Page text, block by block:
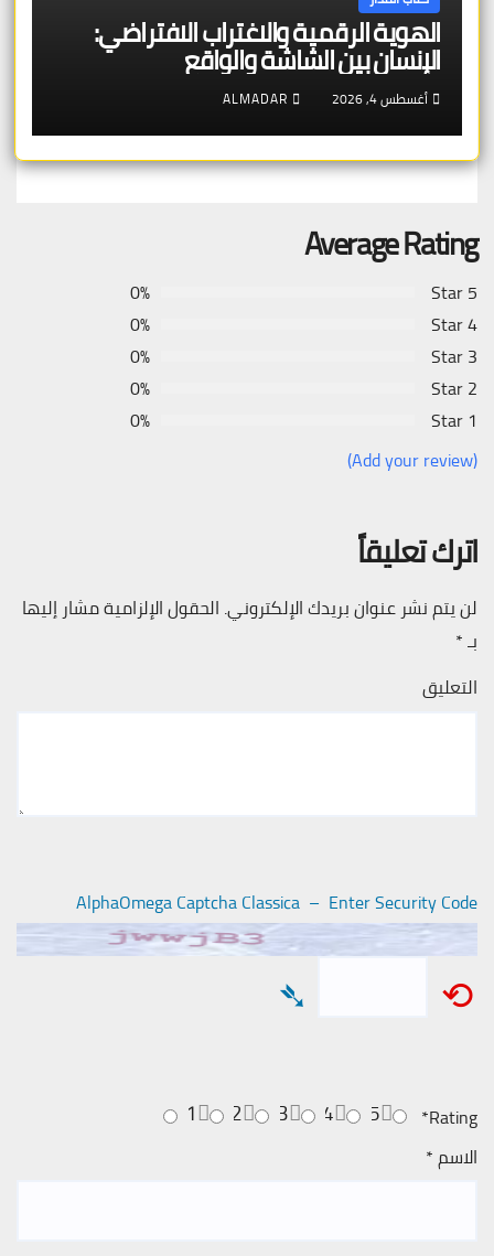
الهوية الرقمية والاغتراب الافتراضي:
الإنسان بين الشاشة والواقع
أغسطس 4, 2026 ALMADAR
Average Rating
5 Star
0%
4 Star
0%
3 Star
0%
2 Star
0%
1 Star
0%
(Add your review)
اترك تعليقاً
لن يتم نشر عنوان بريدك الإلكتروني. الحقول الإلزامية مشار إليها
بـ*
التعليق
AlphaOmega Captcha Classica – Enter Security Code
⟲
➴
Rating
*
5
4
3
2
1
الاسم*